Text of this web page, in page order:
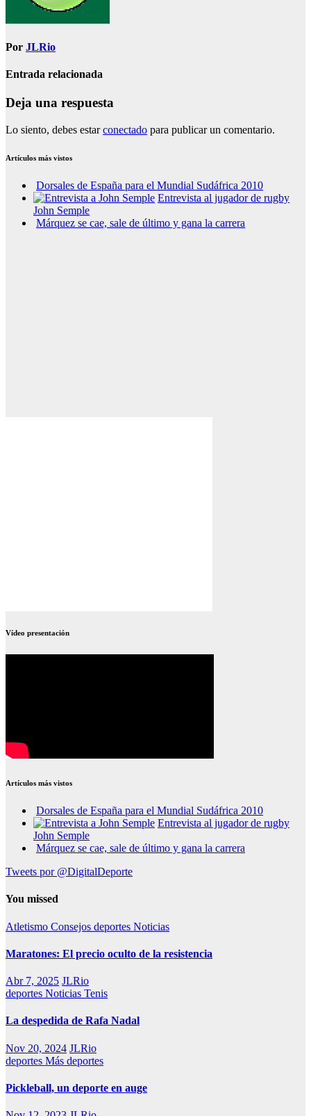
Por JLRio
Entrada relacionada
Deja una respuesta
Lo siento, debes estarconectado para publicar un comentario.
Artículos más vistos
Dorsales de España para el Mundial Sudáfrica 2010
Entrevista al jugador de rugby
John Semple
Márquez se cae, sale de último y gana la carrera
Vídeo presentación
Artículos más vistos
Dorsales de España para el Mundial Sudáfrica 2010
Entrevista al jugador de rugby
John Semple
Márquez se cae, sale de último y gana la carrera
Tweets por @DigitalDeporte
You missed
Atletismo Consejos deportes Noticias
Maratones: El precio oculto de la resistencia
Abr 7, 2025 JLRio
deportes Noticias Tenis
La despedida de Rafa Nadal
Nov 20, 2024 JLRio
deportes Más deportes
Pickleball, un deporte en auge